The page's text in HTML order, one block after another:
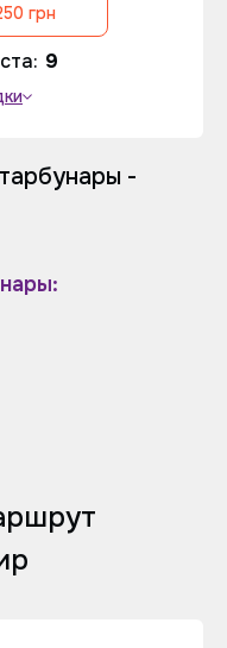
грн
9
-